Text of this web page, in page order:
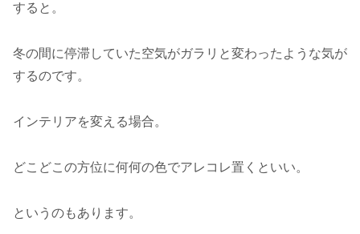
すると。
冬の間に停滞していた空気がガラリと変わったような気が
するのです。
インテリアを変える場合。
どこどこの方位に何何の色でアレコレ置くといい。
というのもあります。